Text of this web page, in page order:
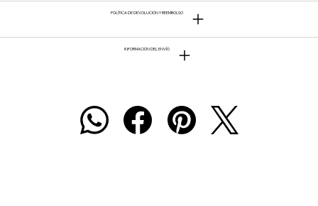
POLÍTICA DE DEVOLUCIÓN Y REEMBOLSO
INFORMACIÓN DEL ENVÍO